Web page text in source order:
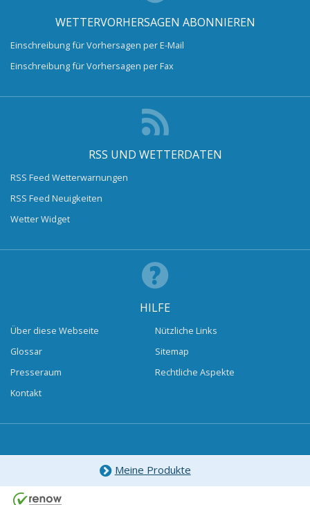
WETTERVORHERSAGEN ABONNIEREN
Einschreibung für Vorhersagen per E-Mail
Einschreibung für Vorhersagen per Fax
RSS UND WETTERDATEN
RSS Feed Wetterwarnungen
RSS Feed Neuigkeiten
Wetter Widget
HILFE
Über diese Webseite
Glossar
Presseraum
Kontakt
Nützliche Links
Sitemap
Rechtliche Aspekte
Meine Produkte